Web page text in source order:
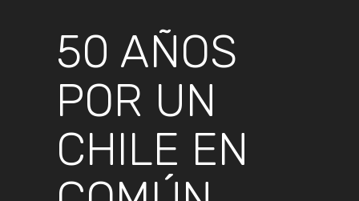
50 AÑOS
POR UN
CHILE EN